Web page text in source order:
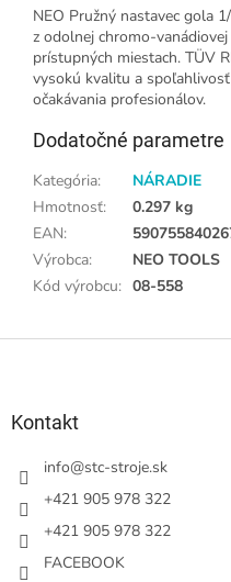
NEO Pružný nastavec gola
z odolnej chromo-
prístupných miestach. TÜV
vysokú kvalitu a
očakávania profesionálov.
Dodatočné parametre
Kategória:
NÁRADIE
Hmotnosť:
0.297 kg
EAN:
Výrobca:
NEO TOOLS
Kód výrobcu: 08-558
Kontakt
info@stc-stroje.sk
+421 905 978 322
+421 905 978 322
FACEBOOK